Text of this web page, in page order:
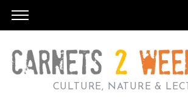
CULTURE, NATURE &